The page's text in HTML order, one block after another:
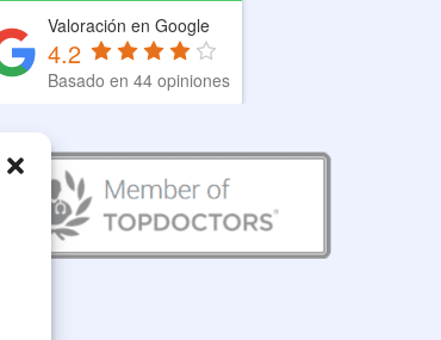
Valoración en Google
4.2
Basado en 44 opiniones